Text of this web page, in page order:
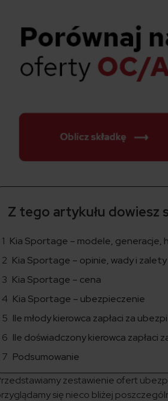
Z tego artykułu dowiesz
Kia Sportage – modele, generacje,
Kia Sportage – opinie, wady i zalety
Kia Sportage – cena
Kia Sportage – ubezpieczenie
Ile młody kierowca zapłaci za
Ile doświadczony kierowca zapłaci
Podsumowanie
zestawienie ofert
się nieco bliżej